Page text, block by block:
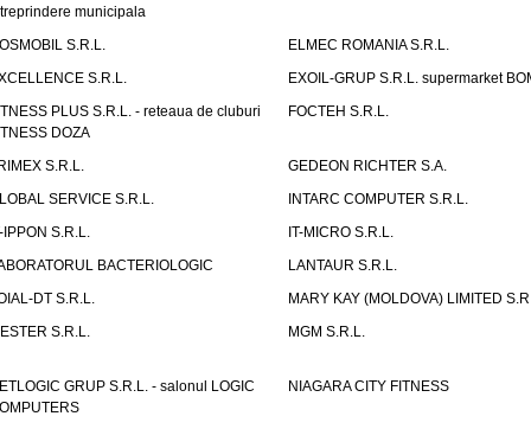
municipala
S.R.L.
ELMEC ROMANIA S.R.L.
S.R.L.
EXOIL-GRUP S.R.L. supermarket
PLUS S.R.L. - reteaua de cluburi
DOZA
FOCTEH S.R.L.
S.R.L.
GEDEON RICHTER S.A.
SERVICE S.R.L.
INTARC COMPUTER S.R.L.
IPPON S.R.L.
IT-MICRO S.R.L.
BACTERIOLOGIC
LANTAUR S.R.L.
DT S.R.L.
MARY KAY (MOLDOVA) LIMITED
S.R.L.
MGM S.R.L.
GRUP S.R.L. - salonul LOGIC
NIAGARA CITY FITNESS